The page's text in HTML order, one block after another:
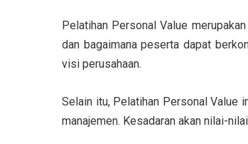
Pelatihan Personal Value
dan bagaimana peserta dapat
visi perusahaan.
Selain itu, Pelatihan Personal Value
manajemen. Kesadaran akan nilai-